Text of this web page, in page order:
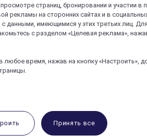
страниц, бронировании и участии в
рекламы на сторонних сайтах и в
данными, имеющимися у этих третьих лиц.
с разделом «Целевая реклама»,
время, нажав на кнопку «Настроить»,
Принять все